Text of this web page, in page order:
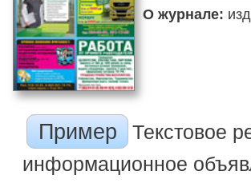
О журнале:
Пример
Текстовое
информационное